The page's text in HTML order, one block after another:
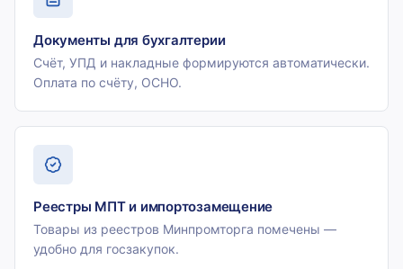
Документы для бухгалтерии
Счёт, УПД и накладные формируются автоматически.
Оплата по счёту, ОСНО.
Реестры МПТ и импортозамещение
Товары из реестров Минпромторга помечены —
удобно для госзакупок.